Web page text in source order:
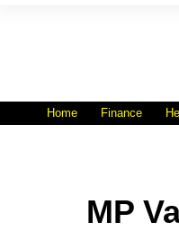
Home Finance
MP